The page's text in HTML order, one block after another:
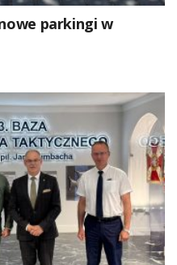
parkingi w